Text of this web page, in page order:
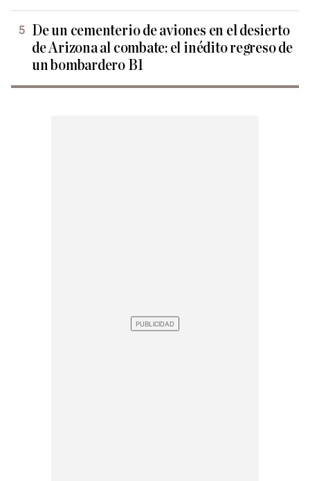
De un cementerio de aviones en el desierto
de Arizona al combate: el inédito regreso de
un bombardero B1